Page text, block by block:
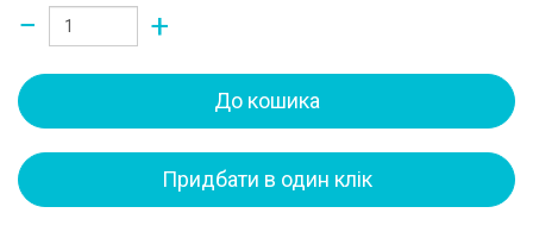
− +
До кошика
Придбати в один клік